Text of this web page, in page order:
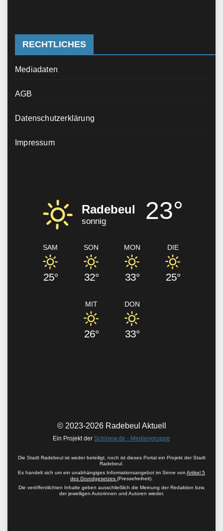
RECHTLICHES
Mediadaten
AGB
Datenschutzerklärung
Impressum
Radebeul
sonnig 23°
SAM
25°
SON
32°
MON
33°
DIE
25°
MIT
26°
DON
33°
© 2023-2026 Radebeul Aktuell
Ein Projekt der Schinew.de - Mediengruppe
Die Stadt Radebeul ist weder beteiligt, noch ist dieses Portal ein Projekt der Stadt
Radebeul.
Es handelt sich um ein unabhängiges Informationsangebot im Sinne von Artikel 5
des Grundgesetzes (Pressefreiheit).
Die veröffentlichten Inhalte geben ausschließlich die Meinung der Redaktion bzw.
der jeweiligen Autorinnen und Autoren wieder.